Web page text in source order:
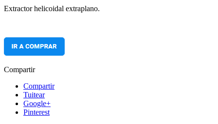
Extractor helicoidal extraplano.
Compartir
Compartir
Tuitear
Google+
Pinterest